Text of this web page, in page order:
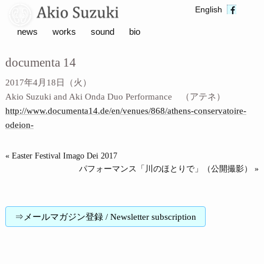
news works sound bio
English
documenta 14
2017年4月18日（火）
Akio Suzuki and Aki Onda Duo Performance （アテネ）
http://www.documenta14.de/en/venues/868/athens-conservatoire-
odeion-
« Easter Festival Imago Dei 2017
パフォーマンス「川のほとりで」（公開撮影） »
⇒メールマガジン登録 / Newsletter subscription